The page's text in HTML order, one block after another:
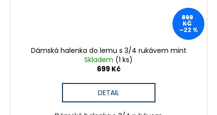
899
KČ
–22 %
Dámská halenka do lemu s 3/4 rukávem mint
Skladem (1 ks)
699 Kč
DETAIL